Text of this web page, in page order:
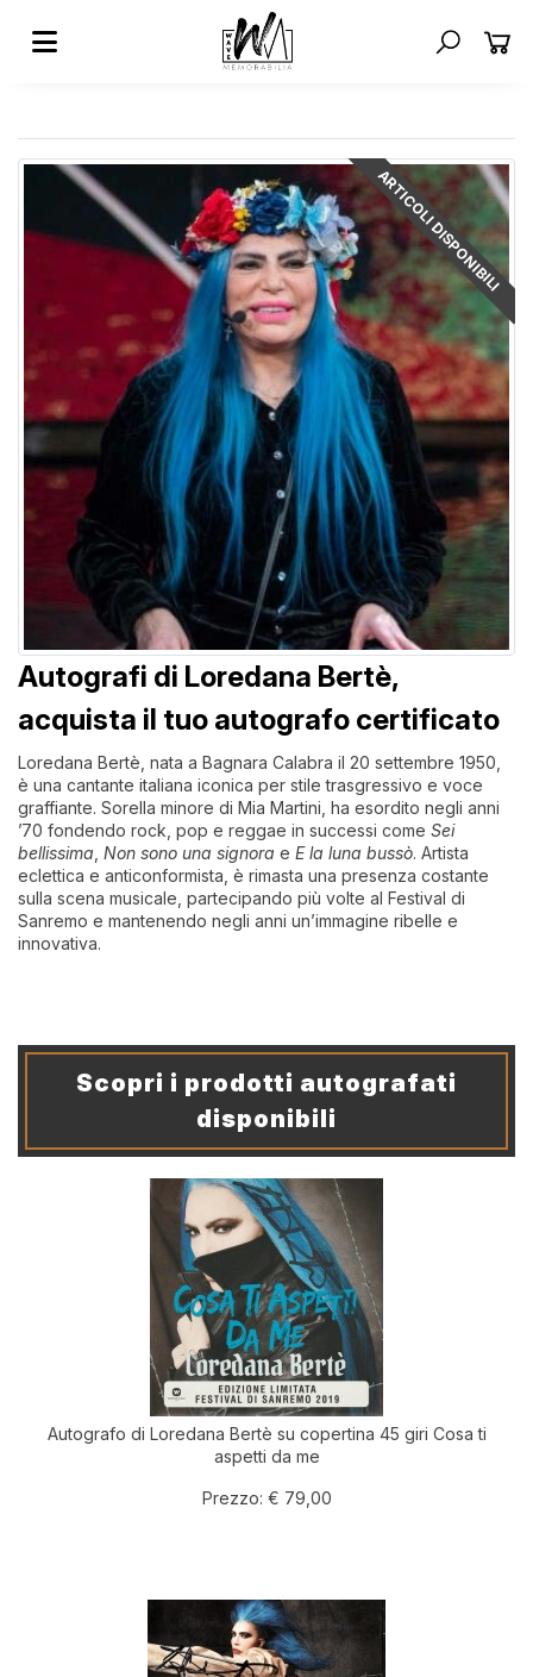
ARTICOLI DISPONIBILI
Autografi di Loredana Bertè,
acquista il tuo autografo certificato
Loredana Bertè, nata a Bagnara Calabra il 20 settembre 1950,
è una cantante italiana iconica per stile trasgressivo e voce
graffiante. Sorella minore di Mia Martini, ha esordito negli anni
’70 fondendo rock, pop e reggae in successi come Sei
bellissima Non sono una signora e E la luna bussò. Artista
eclettica e anticonformista, è rimasta una presenza costante
sulla scena musicale, partecipando più volte al Festival di
Sanremo e mantenendo negli anni un’immagine ribelle e
innovativa.
Scopri i prodotti autografati
disponibili
Autografo di Loredana Bertè su copertina 45 giri Cosa ti
aspetti da me
Prezzo: € 79,00